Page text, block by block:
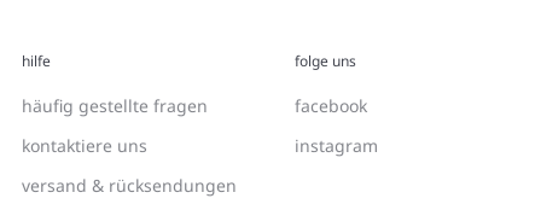
hilfe
häufig gestellte fragen
kontaktiere uns
versand & rücksendungen
folge uns
facebook
instagram